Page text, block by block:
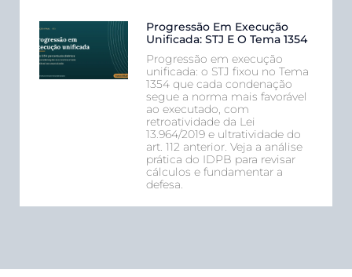
Progressão Em Execução
Unificada: STJ E O Tema 1354
Progressão em execução
unificada: o STJ fixou no Tema
1354 que cada condenação
segue a norma mais favorável
ao executado, com
retroatividade da Lei
13.964/2019 e ultratividade do
art. 112 anterior. Veja a análise
prática do IDPB para revisar
cálculos e fundamentar a
defesa.